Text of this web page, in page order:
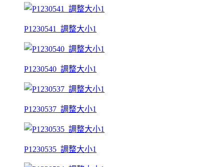
P1230541_調整大小1
P1230540_調整大小1
P1230537_調整大小1
P1230535_調整大小1